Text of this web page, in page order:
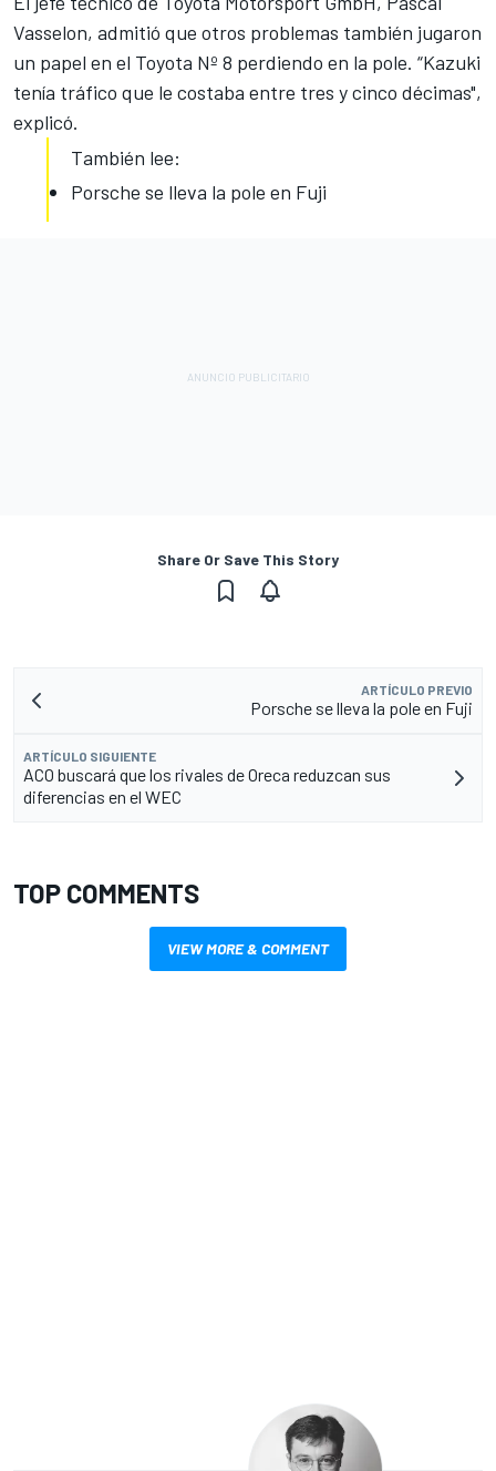
Vasselon, admitió que otros problemas también jugaron
un papel en el Toyota Nº 8 perdiendo en la pole. “Kazuki
tenía tráfico que le costaba entre tres y cinco décimas",
explicó.
También lee:
Porsche se lleva la pole en Fuji
Share Or Save This Story
ARTÍCULO PREVIO
Porsche se lleva la pole en Fuji
ARTÍCULO SIGUIENTE
ACO buscará que los rivales de Oreca reduzcan sus
diferencias en el WEC
TOP COMMENTS
VIEW MORE & COMMENT